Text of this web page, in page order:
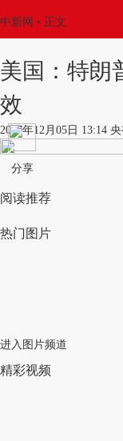
中新网 • 正文
美国：特朗
效
2017年12月05日 13:14
分享
阅读推荐
热门图片
进入图片频道
精彩视频